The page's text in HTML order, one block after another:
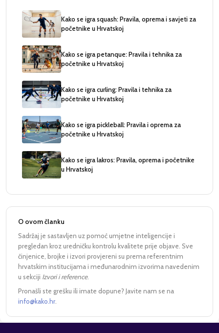
Kako se igra squash: Pravila, oprema i savjeti za
početnike u Hrvatskoj
Kako se igra petanque: Pravila i tehnika za
početnike u Hrvatskoj
Kako se igra curling: Pravila i tehnika za
početnike u Hrvatskoj
Kako se igra pickleball: Pravila i oprema za
početnike u Hrvatskoj
Kako se igra lakros: Pravila, oprema i početnike
u Hrvatskoj
O ovom članku
Sadržaj je sastavljen uz pomoć umjetne inteligencije i
pregledan kroz uredničku kontrolu kvalitete prije objave. Sve
činjenice, brojke i izvori provjereni su prema referentnim
hrvatskim institucijama i međunarodnim izvorima navedenim
u sekciji Izvori i reference.
Pronašli ste grešku ili imate dopune? Javite nam se na
info@kako.hr